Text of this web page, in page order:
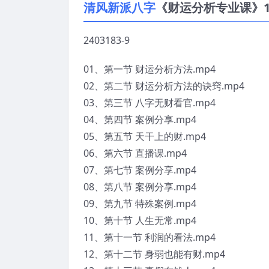
清风新派八字 《财运分析专业课》
2403183-9
01、第一节 财运分析方法.mp4
02、第二节 财运分析方法的诀窍.mp4
03、第三节 八字无财看官.mp4
04、第四节 案例分享.mp4
05、第五节 天干上的财.mp4
06、第六节 直播课.mp4
07、第七节 案例分享.mp4
08、第八节 案例分享.mp4
09、第九节 特殊案例.mp4
10、第十节 人生无常.mp4
11、第十一节 利润的看法.mp4
12、第十二节 身弱也能有财.mp4